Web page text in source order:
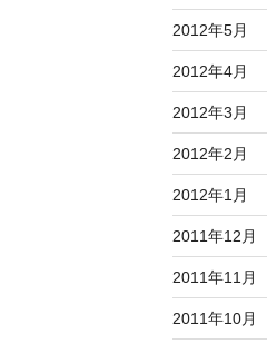
2012年5月
2012年4月
2012年3月
2012年2月
2012年1月
2011年12月
2011年11月
2011年10月